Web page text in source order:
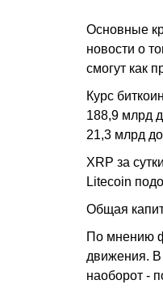
Основные
новости о
смогут как
Курс
188,9 млрд
21,3 млрд
XRP за
Litecoin
Общая
По мнению
движения. В
наоборот -